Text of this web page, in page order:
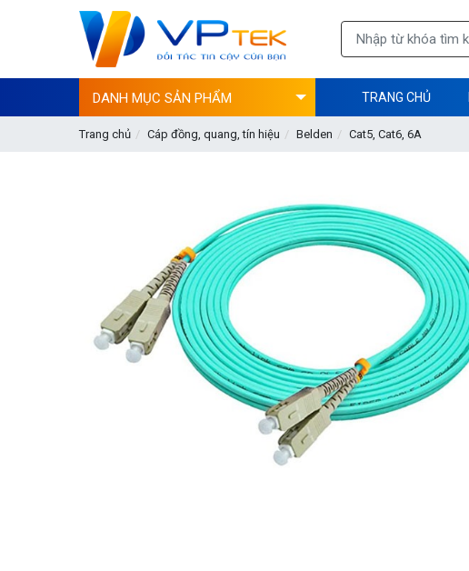
DANH MỤC SẢN PHẨM TRANG CHỦ
Trang chủ Cáp đồng, quang, tín hiệu Belden Cat5, Cat6, 6A